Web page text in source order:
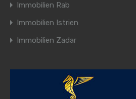
Immobilien Rab
Immobilien Istrien
Immobilien Zadar